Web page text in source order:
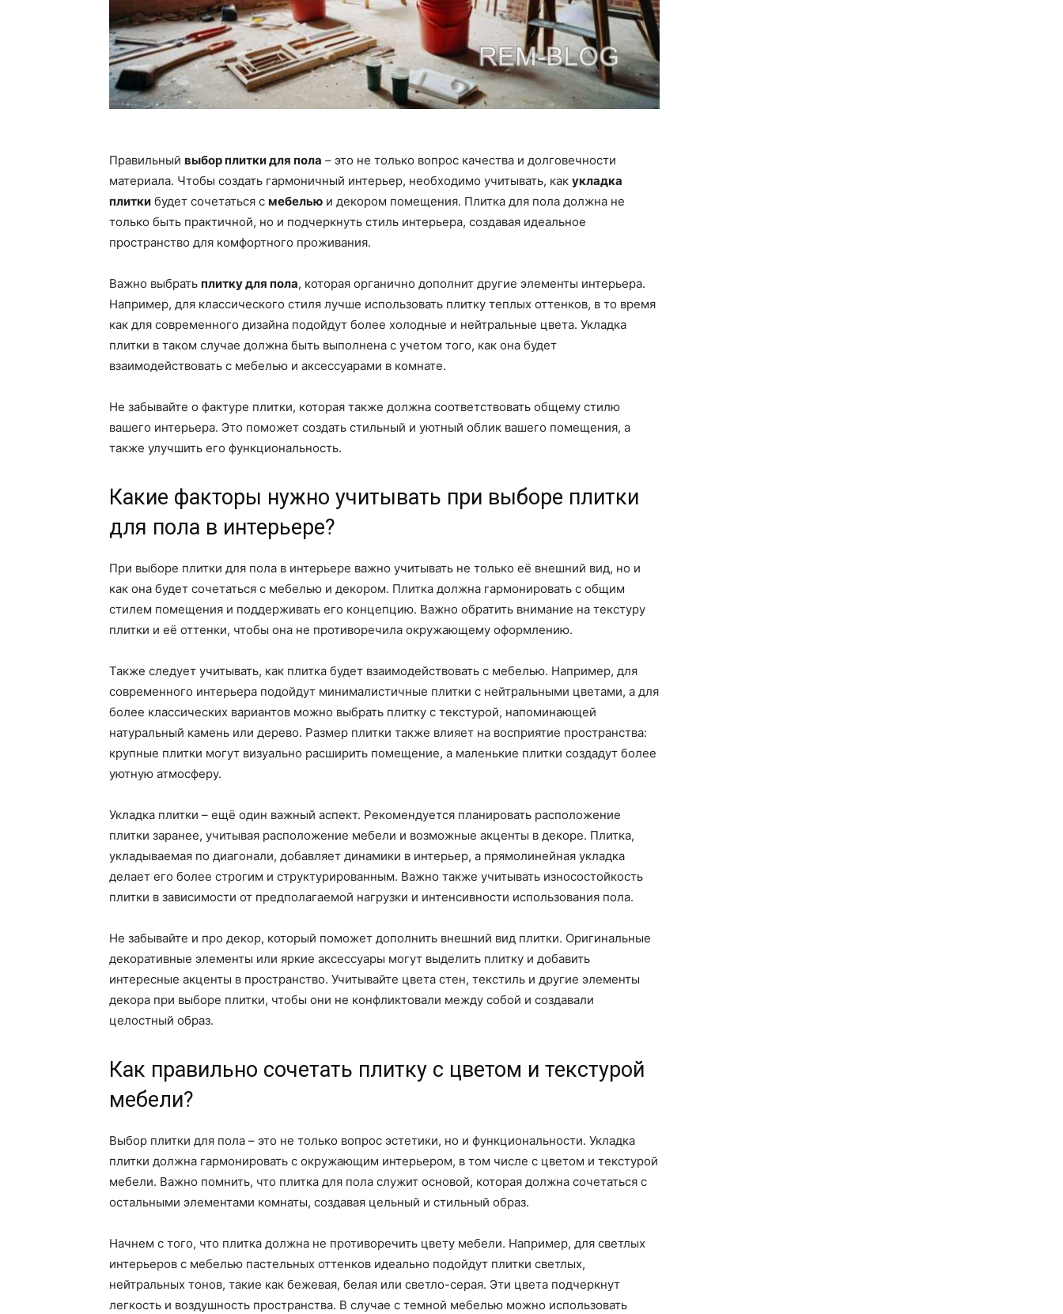
Правильный выбор плитки для пола – это не только вопрос качества и долговечности
материала. Чтобы создать гармоничный интерьер, необходимо учитывать, как укладка
плитки будет сочетаться с мебелью и декором помещения. Плитка для пола должна не
только быть практичной, но и подчеркнуть стиль интерьера, создавая идеальное
пространство для комфортного проживания.
Важно выбрать плитку для пола, которая органично дополнит другие элементы интерьера.
Например, для классического стиля лучше использовать плитку теплых оттенков, в то время
как для современного дизайна подойдут более холодные и нейтральные цвета. Укладка
плитки в таком случае должна быть выполнена с учетом того, как она будет
взаимодействовать с мебелью и аксессуарами в комнате.
Не забывайте о фактуре плитки, которая также должна соответствовать общему стилю
вашего интерьера. Это поможет создать стильный и уютный облик вашего помещения, а
также улучшить его функциональность.
Какие факторы нужно учитывать при выборе плитки
для пола в интерьере?
При выборе плитки для пола в интерьере важно учитывать не только её внешний вид, но и
как она будет сочетаться с мебелью и декором. Плитка должна гармонировать с общим
стилем помещения и поддерживать его концепцию. Важно обратить внимание на текстуру
плитки и её оттенки, чтобы она не противоречила окружающему оформлению.
Также следует учитывать, как плитка будет взаимодействовать с мебелью. Например, для
современного интерьера подойдут минималистичные плитки с нейтральными цветами, а для
более классических вариантов можно выбрать плитку с текстурой, напоминающей
натуральный камень или дерево. Размер плитки также влияет на восприятие пространства:
крупные плитки могут визуально расширить помещение, а маленькие плитки создадут более
уютную атмосферу.
Укладка плитки – ещё один важный аспект. Рекомендуется планировать расположение
плитки заранее, учитывая расположение мебели и возможные акценты в декоре. Плитка,
укладываемая по диагонали, добавляет динамики в интерьер, а прямолинейная укладка
делает его более строгим и структурированным. Важно также учитывать износостойкость
плитки в зависимости от предполагаемой нагрузки и интенсивности использования пола.
Не забывайте и про декор, который поможет дополнить внешний вид плитки. Оригинальные
декоративные элементы или яркие аксессуары могут выделить плитку и добавить
интересные акценты в пространство. Учитывайте цвета стен, текстиль и другие элементы
декора при выборе плитки, чтобы они не конфликтовали между собой и создавали
целостный образ.
Как правильно сочетать плитку с цветом и текстурой
мебели?
Выбор плитки для пола – это не только вопрос эстетики, но и функциональности. Укладка
плитки должна гармонировать с окружающим интерьером, в том числе с цветом и текстурой
мебели. Важно помнить, что плитка для пола служит основой, которая должна сочетаться с
остальными элементами комнаты, создавая цельный и стильный образ.
Начнем с того, что плитка должна не противоречить цвету мебели. Например, для светлых
интерьеров с мебелью пастельных оттенков идеально подойдут плитки светлых,
нейтральных тонов, такие как бежевая, белая или светло-серая. Эти цвета подчеркнут
легкость и воздушность пространства. В случае с темной мебелью можно использовать